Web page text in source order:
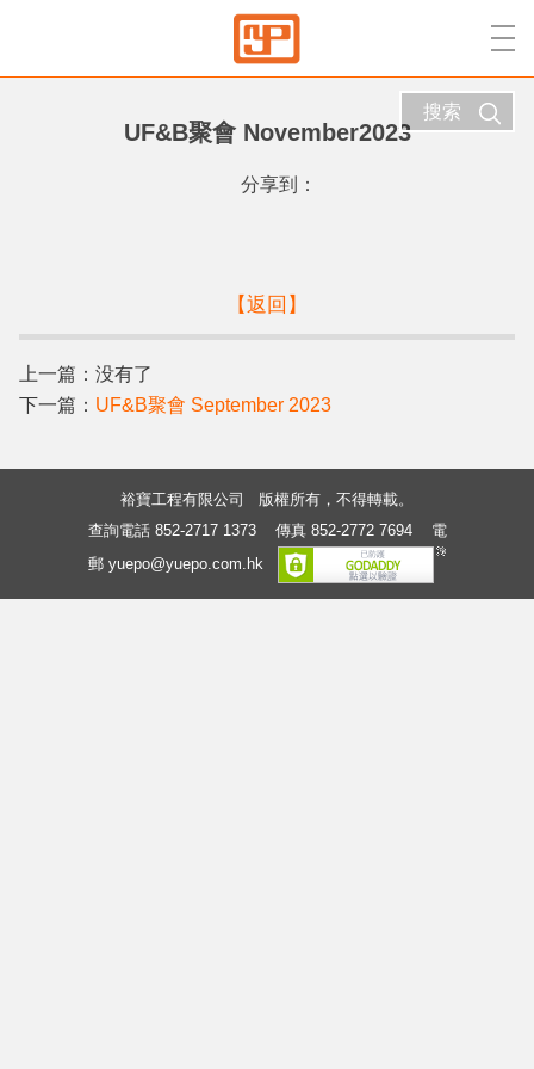
搜索
UF&B聚會 November2023
分享到：
【返回】
上一篇：没有了
下一篇： UF&B聚會 September 2023
裕寶工程有限公司 版權所有，不得轉載。
查詢電話 852-2717 1373傳真 852-2772 7694 電
郵 yuepo@yuepo.com.hk